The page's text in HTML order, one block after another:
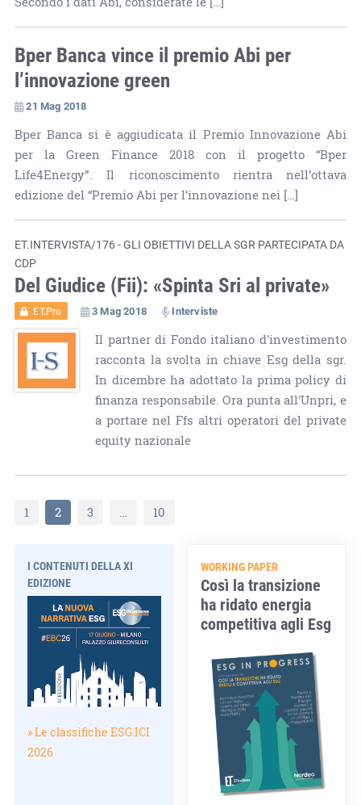
Bper Banca vince il premio Abi per
l’innovazione green
21 Mag 2018
Bper Banca si è aggiudicata il Premio Innovazione Abi
per la Green Finance 2018 con il progetto “Bper
Life4Energy”. Il riconoscimento rientra nell’ottava
edizione del “Premio Abi per l’innovazione nei […]
ET.INTERVISTA/176 - GLI OBIETTIVI DELLA SGR PARTECIPATA DA
CDP
Del Giudice (Fii): «Spinta Sri al private»
ET.Pro 3 Mag 2018 Interviste
Il partner di Fondo italiano d'investimento
racconta la svolta in chiave Esg della sgr.
In dicembre ha adottato la prima policy di
finanza responsabile. Ora punta all'Unpri, e
a portare nel Ffs altri operatori del private
equity nazionale
1 2 3 … 10
I CONTENUTI DELLA XI
EDIZIONE
» Le classifiche ESG.ICI
2026
WORKING PAPER
Così la transizione
ha ridato energia
competitiva agli Esg